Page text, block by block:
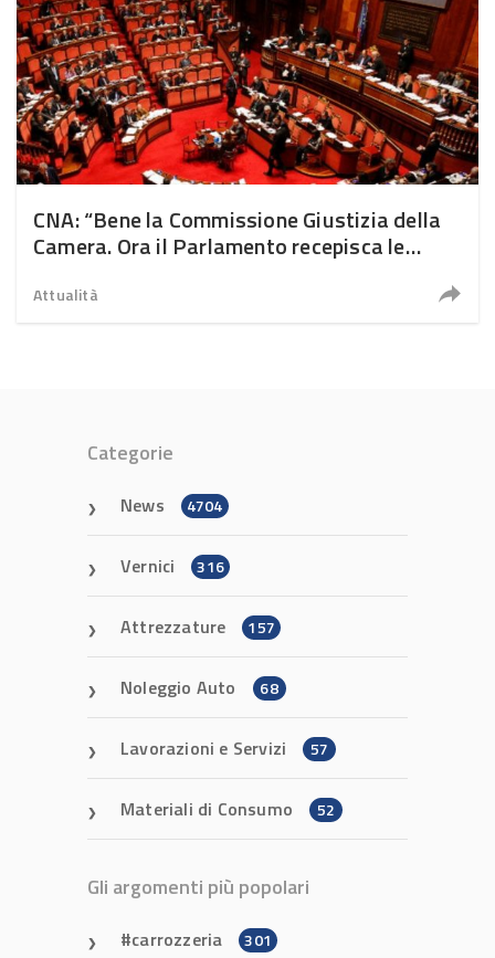
CNA: “Bene la Commissione Giustizia della
Camera. Ora il Parlamento recepisca le
Attualità
Categorie
News 4704
Vernici 316
Attrezzature 157
Noleggio Auto 68
Lavorazioni e Servizi 57
Materiali di Consumo 52
Gli argomenti più popolari
carrozzeria 301